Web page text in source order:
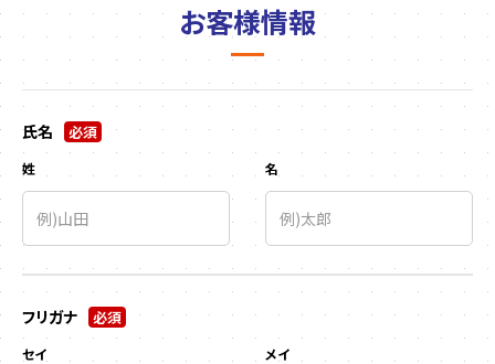
お客様情報
氏名 必須
姓 名
フリガナ 必須
セイ メイ